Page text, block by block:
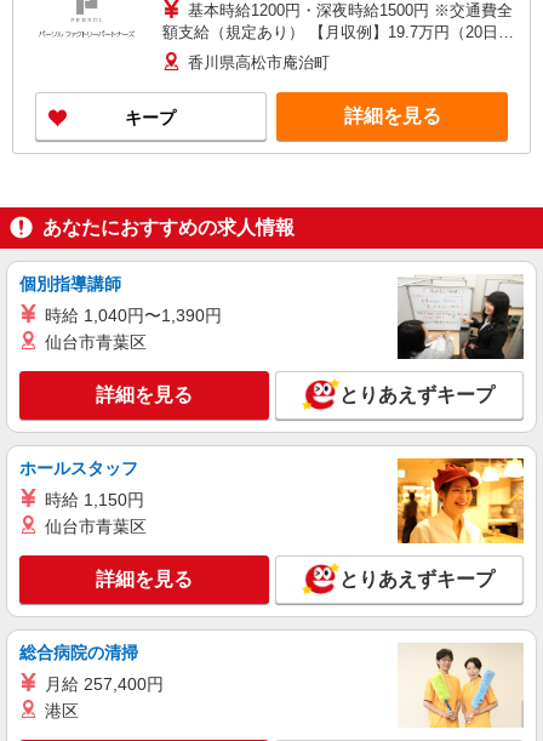
基本時給1200円・深夜時給1500円 ※交通費全
額支給（規定あり） 【月収例】19.7万円（20日勤
務＋深夜18.3h ※残業なしの場合）
香川県高松市庵治町
キープ 詳細を見る
あなたにおすすめの求人情報
個別指導講師
時給 1,040円〜1,390円
仙台市青葉区
詳細を見る とりあえずキープ
ホールスタッフ
時給 1,150円
仙台市青葉区
詳細を見る とりあえずキープ
総合病院の清掃
月給 257,400円
港区